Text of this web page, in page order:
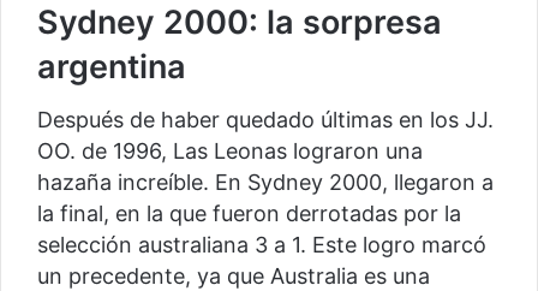
Sydney 2000: la sorpresa
argentina
Después de haber quedado últimas en los JJ.
OO. de 1996, Las Leonas lograron una
hazaña increíble. En Sydney 2000, llegaron a
la final, en la que fueron derrotadas por la
selección australiana 3 a 1. Este logro marcó
un precedente, ya que Australia es una